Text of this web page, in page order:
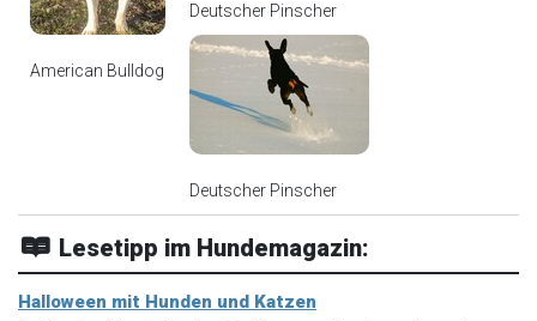
American Bulldog
Deutscher Pinscher
Deutscher Pinscher
Lesetipp im Hundemagazin:
Halloween mit Hunden und Katzen